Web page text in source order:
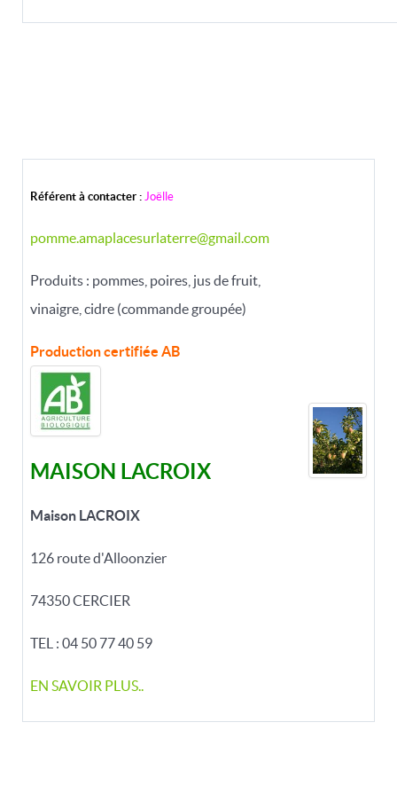
Référent à contacter : Joëlle
pomme.amaplacesurlaterre@gmail.com
Produits : pommes, poires, jus de fruit,
vinaigre, cidre (commande groupée)
Production certifiée AB
MAISON LACROIX
Maison LACROIX
126 route d'Alloonzier
74350 CERCIER
TEL : 04 50 77 40 59
EN SAVOIR PLUS..